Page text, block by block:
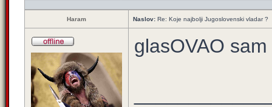
Haram Naslov: Re: Koje najbolji Jugoslovenski vladar ?
glasOVAO sam